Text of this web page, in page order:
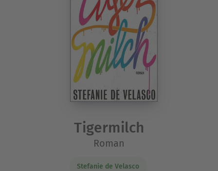
Tigermilch
Roman
Stefanie de Velasco